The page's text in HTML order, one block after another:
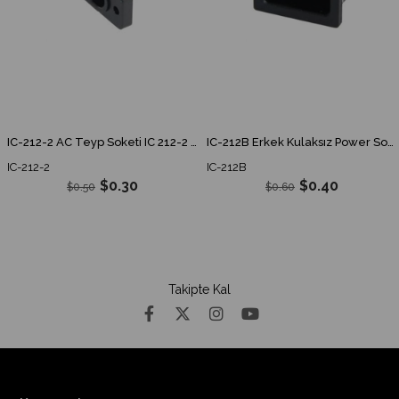
IC-212-2 AC Teyp Soketi IC 212-2 IC212-2
IC-212-2
$0.30
$0.50
IC-212B Erkek Kulaksız Power Soket IC212B IC 212B
IC-212B
$0.40
$0.60
Takipte Kal